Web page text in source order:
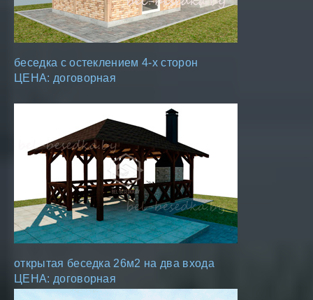
беседка с остеклением 4-х сторон
ЦЕНА: договорная
открытая беседка 26м2 на два входа
ЦЕНА: договорная